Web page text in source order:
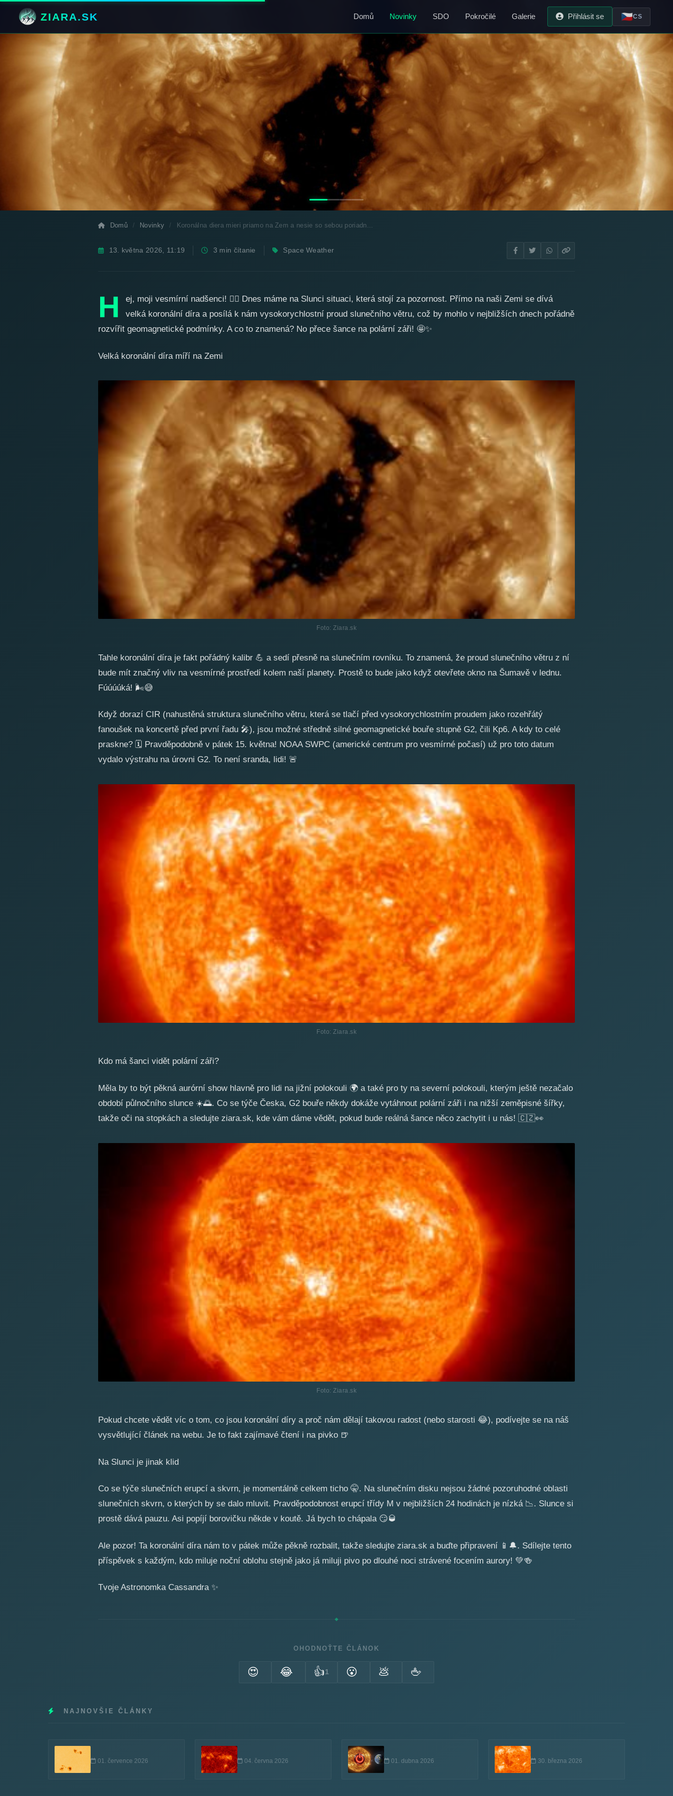
ZIARA.SK 🇨🇿CS
Přihlásit se
Domů Novinky SDO Pokročilé Galerie
Koronální díra míří přímo na Zemi a nese s
Domů Novinky Koronálna diera mieri priamo na Zem a nesie so sebou poriadn...
13. května 2026, 11:19 3 min čítanie Space Weather
H ej, moji vesmírní nadšenci! 🙋‍♀️ Dnes máme na Slunci situaci, která stojí za pozornost. Přímo na naši Zemi se dívá
velká koronální díra a posílá k nám vysokorychlostní proud slunečního větru, což by mohlo v nejbližších dnech pořádně
rozvířit geomagnetické podmínky. A co to znamená? No přece šance na polární záři! 🤩✨
Velká koronální díra míří na Zemi
Foto: Ziara.sk
Tahle koronální díra je fakt pořádný kalibr 💪 a sedí přesně na slunečním rovníku. To znamená, že proud slunečního větru z ní
bude mít značný vliv na vesmírné prostředí kolem naší planety. Prostě to bude jako když otevřete okno na Šumavě v lednu.
Fúúúúká! 🌬️😅
Když dorazí CIR (nahustěná struktura slunečního větru, která se tlačí před vysokorychlostním proudem jako rozehřátý
fanoušek na koncertě před první řadu 🎤), jsou možné středně silné geomagnetické bouře stupně G2, čili Kp6. A kdy to celé
praskne? 🗓️ Pravděpodobně v pátek 15. května! NOAA SWPC (americké centrum pro vesmírné počasí) už pro toto datum
vydalo výstrahu na úrovni G2. To není sranda, lidi! 🚨
Foto: Ziara.sk
Kdo má šanci vidět polární záři?
Měla by to být pěkná aurórní show hlavně pro lidi na jižní polokouli 🌍 a také pro ty na severní polokouli, kterým ještě nezačalo
období půlnočního slunce ☀️🌅. Co se týče Česka, G2 bouře někdy dokáže vytáhnout polární záři i na nižší zeměpisné šířky,
takže oči na stopkách a sledujte ziara.sk, kde vám dáme vědět, pokud bude reálná šance něco zachytit i u nás! 🇨🇿👀
Foto: Ziara.sk
Pokud chcete vědět víc o tom, co jsou koronální díry a proč nám dělají takovou radost (nebo starosti 😂), podívejte se na náš
vysvětlující článek na webu. Je to fakt zajímavé čtení i na pivko 🍺
Na Slunci je jinak klid
Co se týče slunečních erupcí a skvrn, je momentálně celkem ticho 🤫. Na slunečním disku nejsou žádné pozoruhodné oblasti
slunečních skvrn, o kterých by se dalo mluvit. Pravděpodobnost erupcí třídy M v nejbližších 24 hodinách je nízká 📉. Slunce si
prostě dává pauzu. Asi popíjí borovičku někde v koutě. Já bych to chápala 😏🥃
Ale pozor! Ta koronální díra nám to v pátek může pěkně rozbalit, takže sledujte ziara.sk a buďte připravení 📱 🔔. Sdílejte tento
příspěvek s každým, kdo miluje noční oblohu stejně jako já miluji pivo po dlouhé noci strávené focením aurory! 💚🍻
Tvoje Astronomka Cassandra ✨
OHODNOŤTE ČLÁNOK
😍 😂 👍 1 😮 💩 🖕
NAJNOVŠIE ČLÁNKY
01. července 2026 04. června 2026 01. dubna 2026 30. března 2026